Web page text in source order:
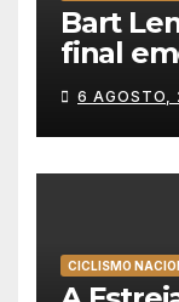
Bart
final
a
na
6 AGOSTO,
CICLISMO